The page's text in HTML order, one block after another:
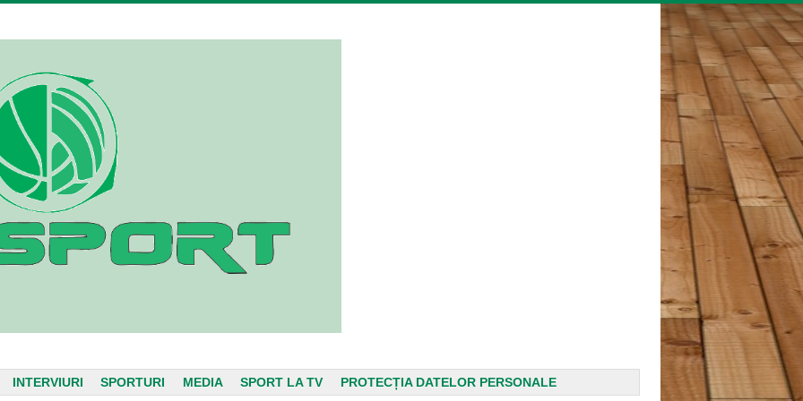
INTERVIURI SPORTURI MEDIA SPORT LA TV PROTECȚIA DATELOR PERSONALE